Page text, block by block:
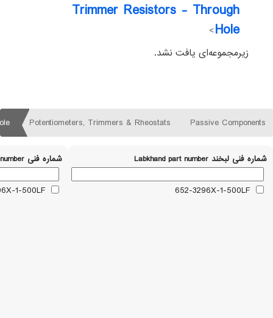
Trimmer Resistors - Through
Hole
>
زیرمجموعه‌ای یافت نشد.
Passive Components
Potentiometers, Trimmers & Rheostats
شماره فنی لبخند Labkhand part number شماره فنی Part number